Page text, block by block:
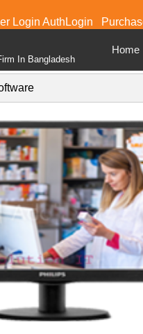
Login AuthLogin
In Bangladesh
Home